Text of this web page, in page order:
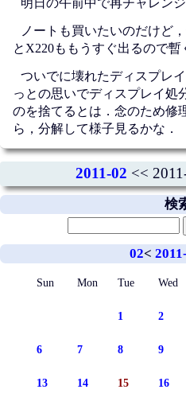
明日の午前中で再チャレンジ
ノートも買いたいのだけど
とX220ももうすぐ出るので暫
ついでに壊れたディスプレ
っとの思いでディスプレイ処
のを捨てるとは．念のため修
ら，分解して様子見るかな．
2011-02 <<
検
02<
Sun Mon Tue Wed
1 2
6 7 8 9
13 14 15 16